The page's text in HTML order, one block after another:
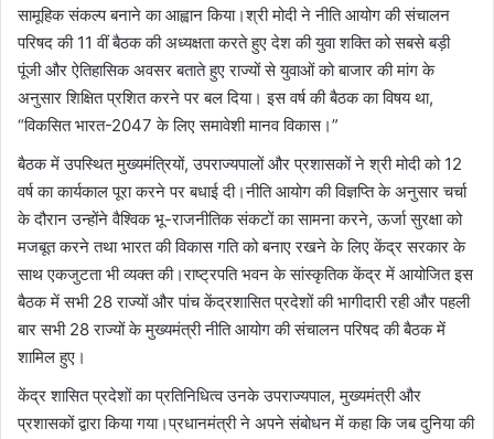
सामूहिक संकल्प बनाने का आह्वान किया।श्री मोदी ने नीति आयोग की संचालन
परिषद की 11 वीं बैठक की अध्यक्षता करते हुए देश की युवा शक्ति को सबसे बड़ी
पूंजी और ऐतिहासिक अवसर बताते हुए राज्यों से युवाओं को बाजार की मांग के
अनुसार शिक्षित प्रशित करने पर बल दिया। इस वर्ष की बैठक का विषय था,
“विकसित भारत-2047 के लिए समावेशी मानव विकास।”
बैठक में उपस्थित मुख्यमंत्रियों, उपराज्यपालों और प्रशासकों ने श्री मोदी को 12
वर्ष का कार्यकाल पूरा करने पर बधाई दी।नीति आयोग की विज्ञप्ति के अनुसार चर्चा
के दौरान उन्होंने वैश्विक भू-राजनीतिक संकटों का सामना करने, ऊर्जा सुरक्षा को
मजबूत करने तथा भारत की विकास गति को बनाए रखने के लिए केंद्र सरकार के
साथ एकजुटता भी व्यक्त की।राष्ट्रपति भवन के सांस्कृतिक केंद्र में आयोजित इस
बैठक में सभी 28 राज्यों और पांच केंद्रशासित प्रदेशों की भागीदारी रही और पहली
बार सभी 28 राज्यों के मुख्यमंत्री नीति आयोग की संचालन परिषद की बैठक में
शामिल हुए।
केंद्र शासित प्रदेशों का प्रतिनिधित्व उनके उपराज्यपाल, मुख्यमंत्री और
प्रशासकों द्वारा किया गया।प्रधानमंत्री ने अपने संबोधन में कहा कि जब दुनिया की